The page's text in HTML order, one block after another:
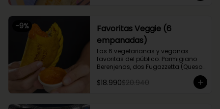
-9%
Favoritas Veggie (6
empanadas)
Las 6 vegetarianas y veganas
favoritas del público. Parmigiano
Berenjenas, dos Fugazzetta (Queso
Chupe Palmitos, Margherita. Una
caja perfecta para compartir entre
$18.990$20.940